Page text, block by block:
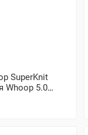
SuperKnit
Whoop 5.0